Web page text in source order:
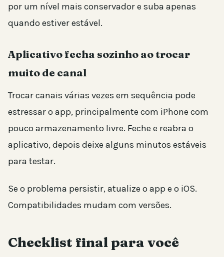
por um nível mais conservador e suba apenas
quando estiver estável.
Aplicativo fecha sozinho ao trocar
muito de canal
Trocar canais várias vezes em sequência pode
estressar o app, principalmente com iPhone com
pouco armazenamento livre. Feche e reabra o
aplicativo, depois deixe alguns minutos estáveis
para testar.
Se o problema persistir, atualize o app e o iOS.
Compatibilidades mudam com versões.
Checklist final para você